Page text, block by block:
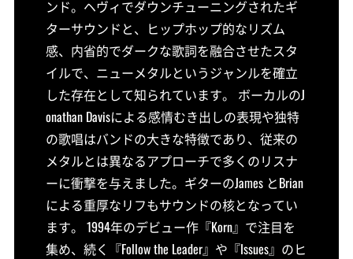
ンド。ヘヴィでダウンチューニングされたギ
ターサウンドと、ヒップホップ的なリズム
感、内省的でダークな歌詞を融合させたスタ
イルで、ニューメタルというジャンルを確立
した存在として知られています。 ボーカルのJ
onathan Davisによる感情むき出しの表現や独特
の歌唱はバンドの大きな特徴であり、従来の
メタルとは異なるアプローチで多くのリスナ
ーに衝撃を与えました。ギターのJames とBrian
による重厚なリフもサウンドの核となってい
ます。 1994年のデビュー作『Korn』で注目を
集め、続く『Follow the Leader』や『Issues』のヒ